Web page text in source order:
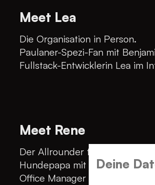
Deine
Meet Lea
Die Organisation in Person.
Paulaner-Spezi-Fan mit
Fullstack-Entwicklerin Lea im
Meet Rene
Der Allrounder für
Hundepapa mit Schwäche für
Office Manager Rene im